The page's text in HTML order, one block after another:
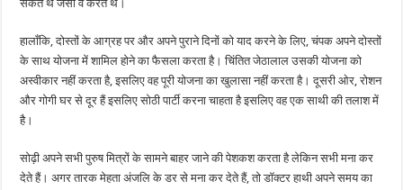
सकते थे जैसा वे करते थे।
हालाँकि, दोस्तों के आग्रह पर और अपने पुराने दिनों को याद करने के लिए, चंपक अपने दोस्तों
के साथ योजना में शामिल होने का फैसला करता है। चिंतित जेठालाल उसकी योजना को
अस्वीकार नहीं करता है, इसलिए वह पूरी योजना का खुलासा नहीं करता है। दूसरी ओर, रोशन
और गोगी घर से दूर हैं इसलिए सोठी पार्टी करना चाहता है इसलिए वह एक साथी की तलाश में
है।
सोढ़ी अपने सभी पुरुष मित्रों के सामने बाहर जाने की पेशकश करता है लेकिन सभी मना कर
देते हैं। अगर तारक मेहता अंजलि के डर से मना कर देते हैं, तो डॉक्टर हाथी अपने समय का